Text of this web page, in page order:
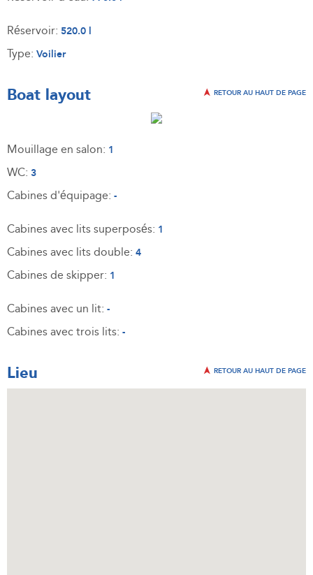
Réservoir: 520.0 l
Type: Voilier
Boat layout RETOUR AU HAUT DE PAGE
Mouillage en salon: 1
WC: 3
Cabines d'équipage: -
Cabines avec lits superposés: 1
Cabines avec lits double: 4
Cabines de skipper: 1
Cabines avec un lit: -
Cabines avec trois lits: -
Lieu RETOUR AU HAUT DE PAGE